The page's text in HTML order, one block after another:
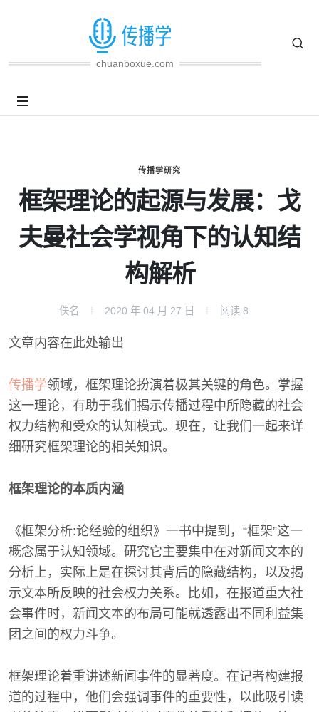
chuanboxue.com
传播学研究
框架理论的起源与发展：戈
夫曼社会学视角下的认知结
构解析
佚名 2020 年 04 月 27 日 阅读 8
文章内容在此处输出
传播学领域，框架理论扮演着极其关键的角色。掌握
这一理论，有助于我们揭示传播过程中所隐藏的社会
权力结构和受众的认知模式。现在，让我们一起来详
细研究框架理论的相关知识。
框架理论的本质内涵
《框架分析:论经验的组织》一书中提到，“框架”这一
概念属于认知领域。研究它主要集中在对新闻文本的
分析上，实际上是在探讨其背后的隐藏结构，以及揭
示文本所反映的社会权力关系。比如，在报道重大社
会事件时，新闻文本的布局可能就透露出不同利益集
团之间的权力斗争。
框架理论着重讲述新闻事件的显著度。在记者构建报
道的过程中，他们会强调事件的重要性，以此吸引读